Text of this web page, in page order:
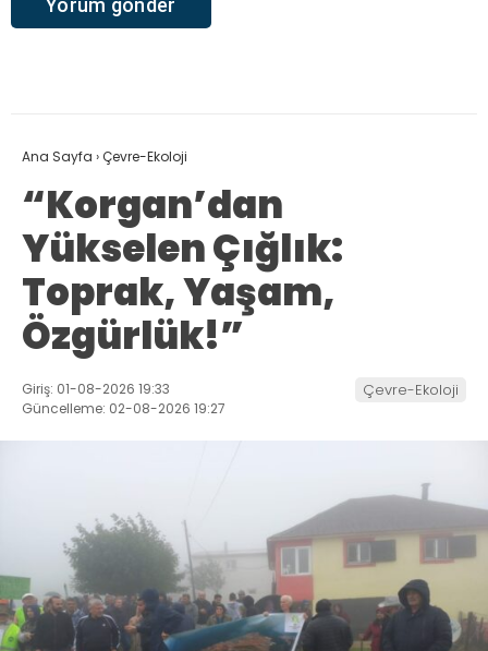
Ana Sayfa ›Çevre-Ekoloji
“Korgan’dan
Yükselen Çığlık:
Toprak, Yaşam,
Özgürlük!”
Giriş: 01-08-2026 19:33
Güncelleme: 02-08-2026 19:27
Çevre-Ekoloji